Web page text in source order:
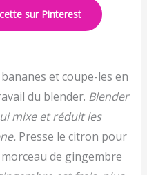
sur Pinterest
et coupe-les en
du blender. Blender
mixe et réduit les
Presse le citron pour
de gingembre